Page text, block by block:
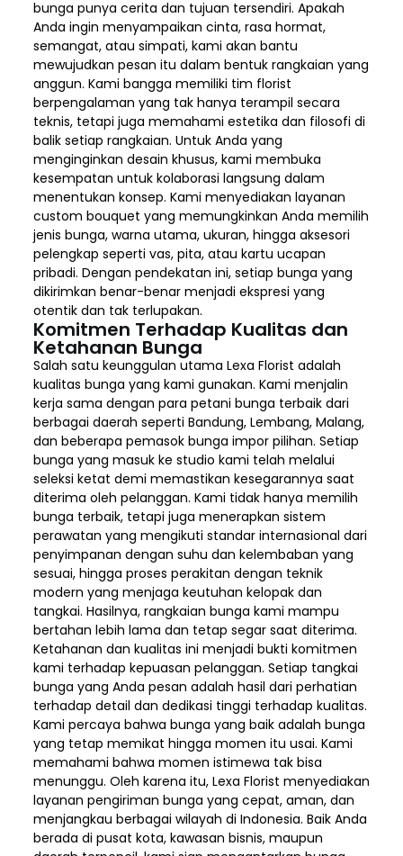
bunga punya cerita dan tujuan tersendiri. Apakah
Anda ingin menyampaikan cinta, rasa hormat,
semangat, atau simpati, kami akan bantu
mewujudkan pesan itu dalam bentuk rangkaian yang
anggun. Kami bangga memiliki tim florist
berpengalaman yang tak hanya terampil secara
teknis, tetapi juga memahami estetika dan filosofi di
balik setiap rangkaian. Untuk Anda yang
menginginkan desain khusus, kami membuka
kesempatan untuk kolaborasi langsung dalam
menentukan konsep. Kami menyediakan layanan
custom bouquet yang memungkinkan Anda memilih
jenis bunga, warna utama, ukuran, hingga aksesori
pelengkap seperti vas, pita, atau kartu ucapan
pribadi. Dengan pendekatan ini, setiap bunga yang
dikirimkan benar-benar menjadi ekspresi yang
otentik dan tak terlupakan.
Komitmen Terhadap Kualitas dan
Ketahanan Bunga
Salah satu keunggulan utama Lexa Florist adalah
kualitas bunga yang kami gunakan. Kami menjalin
kerja sama dengan para petani bunga terbaik dari
berbagai daerah seperti Bandung, Lembang, Malang,
dan beberapa pemasok bunga impor pilihan. Setiap
bunga yang masuk ke studio kami telah melalui
seleksi ketat demi memastikan kesegarannya saat
diterima oleh pelanggan. Kami tidak hanya memilih
bunga terbaik, tetapi juga menerapkan sistem
perawatan yang mengikuti standar internasional dari
penyimpanan dengan suhu dan kelembaban yang
sesuai, hingga proses perakitan dengan teknik
modern yang menjaga keutuhan kelopak dan
tangkai. Hasilnya, rangkaian bunga kami mampu
bertahan lebih lama dan tetap segar saat diterima.
Ketahanan dan kualitas ini menjadi bukti komitmen
kami terhadap kepuasan pelanggan. Setiap tangkai
bunga yang Anda pesan adalah hasil dari perhatian
terhadap detail dan dedikasi tinggi terhadap kualitas.
Kami percaya bahwa bunga yang baik adalah bunga
yang tetap memikat hingga momen itu usai. Kami
memahami bahwa momen istimewa tak bisa
menunggu. Oleh karena itu, Lexa Florist menyediakan
layanan pengiriman bunga yang cepat, aman, dan
menjangkau berbagai wilayah di Indonesia. Baik Anda
berada di pusat kota, kawasan bisnis, maupun